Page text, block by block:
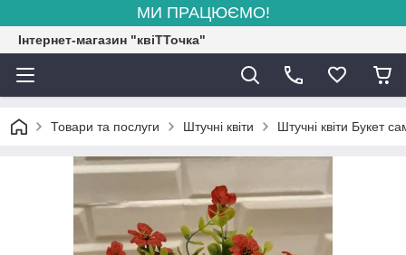
МИ ПРАЦЮЄМО!
Інтернет-магазин "квіТТочка"
Товари та послуги Штучні квіти Штучні квіти Букет